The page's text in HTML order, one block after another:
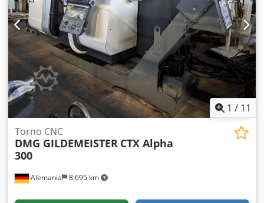
sujeción electromagnética Sistema de limpieza de
refrigerante
1 / 11
Alemania 8.695 km
Torno CNC
DMG GILDEMEISTER CTX Alpha
300